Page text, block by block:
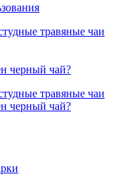
травяные чаи
черный чай?
травяные чаи
черный чай?